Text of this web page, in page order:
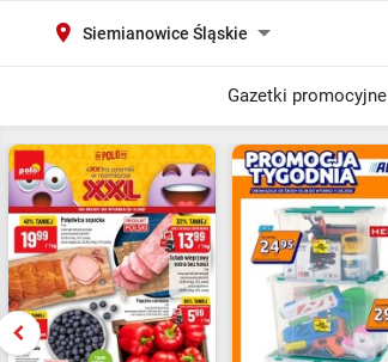
Siemianowice Śląskie
Gazetki promocyjne